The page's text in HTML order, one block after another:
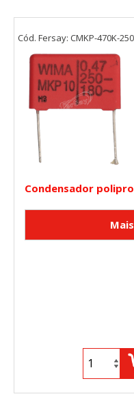
Condensador
Cód. Fersay: CMKP-470K-